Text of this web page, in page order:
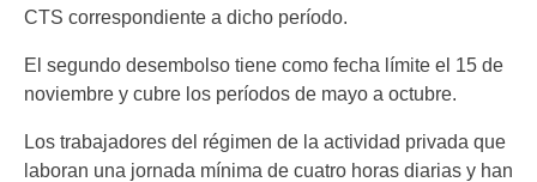
CTS correspondiente a dicho período.
El segundo desembolso tiene como fecha límite el 15 de
noviembre y cubre los períodos de mayo a octubre.
Los trabajadores del régimen de la actividad privada que
laboran una jornada mínima de cuatro horas diarias y han